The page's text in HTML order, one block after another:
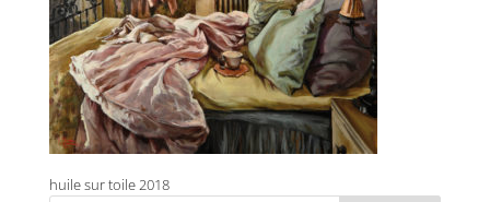
huile sur toile 2018